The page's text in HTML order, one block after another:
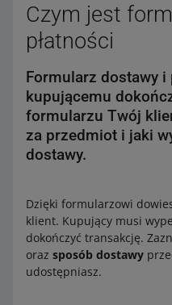
Czym jest
płatności
Formularz dostawy i
kupującemu
formularzu Twój
za przedmiot i jaki
dostawy.
Dzięki formularzowi
klient. Kupujący musi
dokończyć transakcję.
oraz sposób dostawy
udostępniasz.